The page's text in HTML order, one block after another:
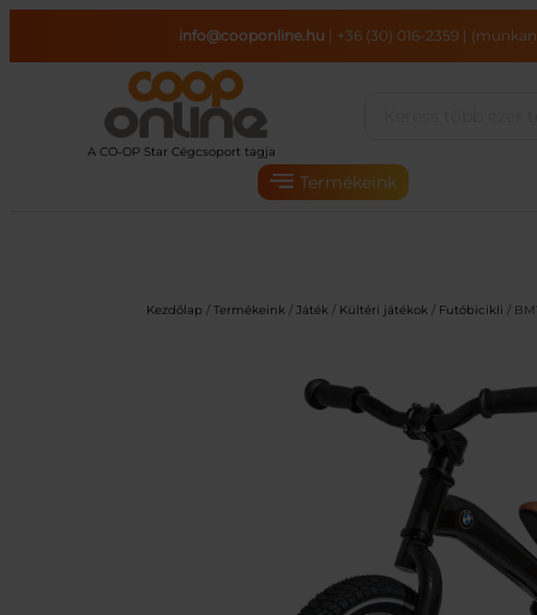
tartalomhoz
info@cooponline.hu | +36 (30) 016-2359|
Termékeink
Kezdőlap / Termékeink / Játék / Kültéri játékok / Futóbicikli /